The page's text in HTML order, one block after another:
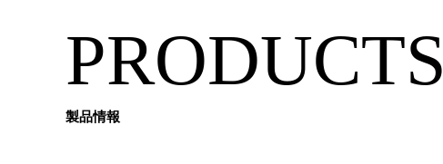
PRODUCTS
製品情報